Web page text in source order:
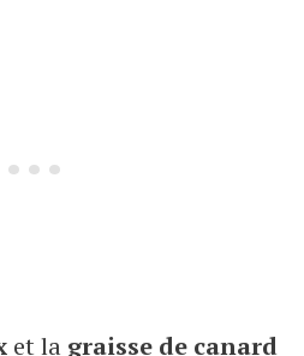
et la graisse de canard